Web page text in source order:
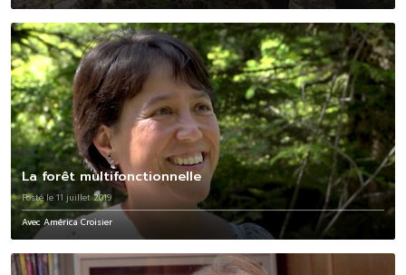
La forêt multifonctionnelle
Posté le 11 juillet 2019
Avec América Croisier